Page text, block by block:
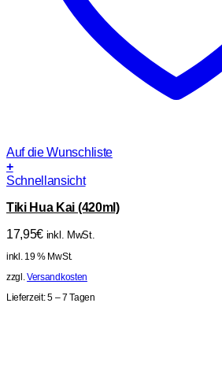
Auf die Wunschliste
+
Schnellansicht
Tiki Hua Kai (420ml)
17,95€ inkl. MwSt.
inkl. 19 % MwSt.
zzgl.Versandkosten
Lieferzeit:5 – 7 Tagen